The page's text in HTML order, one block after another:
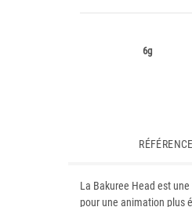
6g
La Bakuree Head est
pour une animation plus